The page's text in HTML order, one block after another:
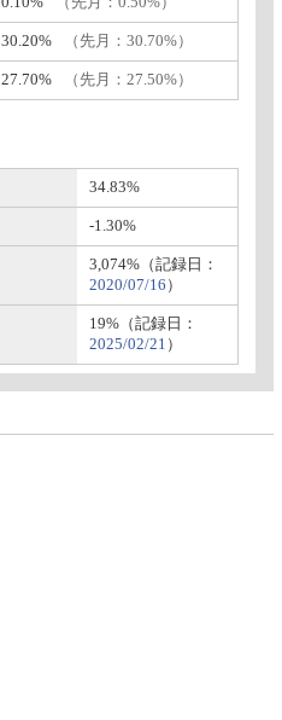
30.20% （先月：30.70%）
27.70% （先月：27.50%）
34.83%
-1.30%
3,074%（記録日：
2020/07/16 ）
19%（記録日：
2025/02/21 ）